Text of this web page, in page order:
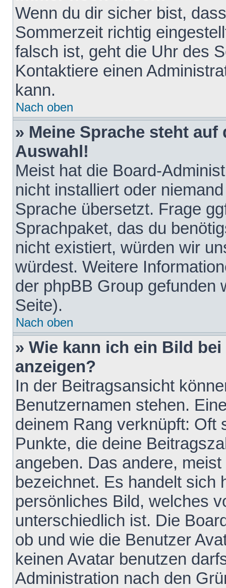
Wenn du dir sicher bist,
Sommerzeit richtig
falsch ist, geht die Uhr des
Kontaktiere einen
kann.
Nach oben
» Meine Sprache steht
Auswahl!
Meist hat die Board-
nicht installiert oder
Sprache übersetzt. Frage
Sprachpaket, das du
nicht existiert, würden wir
würdest. Weitere
der phpBB Group gefunden
Seite).
Nach oben
» Wie kann ich ein Bild
anzeigen?
In der Beitragsansicht
Benutzernamen stehen.
deinem Rang verknüpft: Oft
Punkte, die deine
angeben. Das andere,
bezeichnet. Es handelt sich
persönliches Bild, welches
unterschiedlich ist. Die
ob und wie die Benutzer
keinen Avatar benutzen
Administration nach den